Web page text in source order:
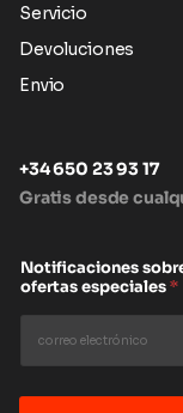
Servicio
Devoluciones
Envio
+34 650 23 93 17
Gratis desde
Notificaciones
ofertas especiales*